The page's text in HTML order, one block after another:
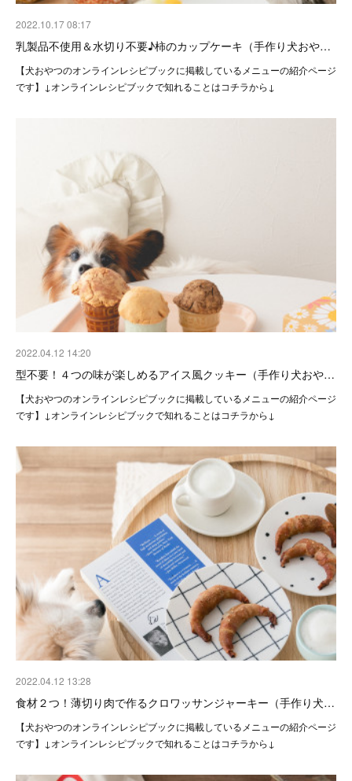
2022.10.17 08:17
乳製品不使用＆水切り不要♪柿のカップケーキ（手作り犬おや…
【犬おやつのオンラインレシピブックに掲載しているメニューの紹介ページ
です】↓オンラインレシピブックで知れることはコチラから↓
2022.04.12 14:20
型不要！４つの味が楽しめるアイス風クッキー（手作り犬おや…
【犬おやつのオンラインレシピブックに掲載しているメニューの紹介ページ
です】↓オンラインレシピブックで知れることはコチラから↓
2022.04.12 13:28
食材２つ！薄切り肉で作るクロワッサンジャーキー（手作り犬…
【犬おやつのオンラインレシピブックに掲載しているメニューの紹介ページ
です】↓オンラインレシピブックで知れることはコチラから↓